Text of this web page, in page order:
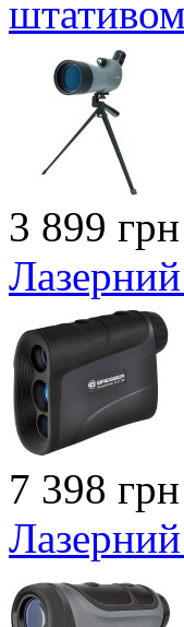
штативом
3 899 грн
7 398 грн